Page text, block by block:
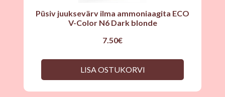
Püsiv juuksevärv ilma ammoniaagita ECO
V-Color N6 Dark blonde
7.50€
LISA OSTUKORVI